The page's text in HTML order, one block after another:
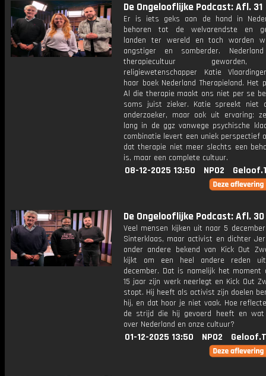
De Ongelooflijke Podcast: Afl. 31
Er is iets geks aan de hand in
behoren tot de welvarendste en
landen ter wereld en toch worden
angstiger en somberder.
therapiecultuur
religiewetenschapper Katie
haar boek Nederland Therapieland. Het
Al die therapie maakt ons niet per se
soms juist zieker. Katie spreekt niet
onderzoeker, maar ook uit ervaring:
lang in de ggz vanwege psychische
combinatie levert een uniek perspectief
dat therapie niet meer slechts een
is, maar een complete cultuur.
08-12-2025 13:50 NPO2
De Ongelooflijke Podcast: Afl. 30
Veel mensen kijken uit naar 5
Sinterklaas, maar activist en dichter
onder andere bekend van Kick Out
kijkt om een heel andere reden
december. Dat is namelijk het moment
15 jaar zijn werk neerlegt en Kick Out
stopt. Hij heeft als activist zijn doelen
hij, en dat hoor je niet vaak. Hoe
de strijd die hij gevoerd heeft en
over Nederland en onze cultuur?
01-12-2025 13:50 NPO2